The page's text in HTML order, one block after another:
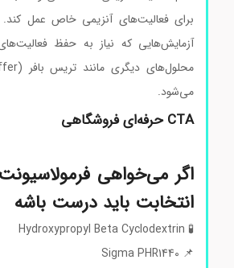
برای فعالیت‌های آنزیمی خاص عمل کند. به
آزمایش‌هایی که نیاز به حفظ فعالیت‌های
می‌شود.
CTA حرفه‌ای فروشگاهی
اگر می‌خواهی فرمولاسیونت
انتخابت باید درست باشه